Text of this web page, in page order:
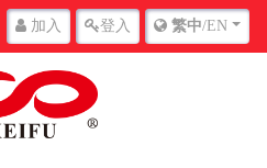
加入 登入 繁中/EN